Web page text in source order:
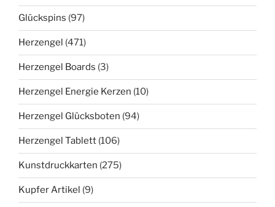
Glückspins (97)
Herzengel (471)
Herzengel Boards (3)
Herzengel Energie Kerzen (10)
Herzengel Glücksboten (94)
Herzengel Tablett (106)
Kunstdruckkarten (275)
Kupfer Artikel (9)